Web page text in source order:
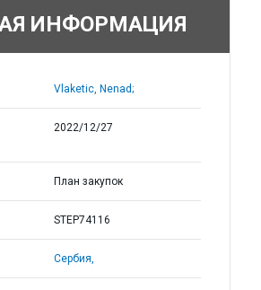
ИНФОРМАЦИЯ
Vlaketic, Nenad;
2022/12/27
План закупок
STEP74116
Сербия,